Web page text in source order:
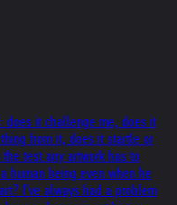
does it challenge me, does it
from it, does it startle or
test any artwork has to
human being even when he
I’ve always had a problem